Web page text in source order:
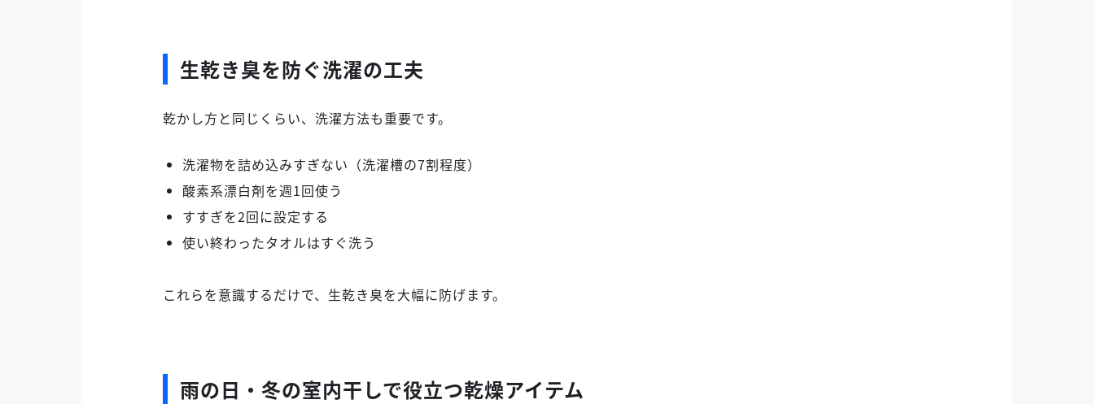
生乾き臭を防ぐ洗濯の工夫
乾かし方と同じくらい、洗濯方法も重要です。
洗濯物を詰め込みすぎない（洗濯槽の7割程度）
酸素系漂白剤を週1回使う
すすぎを2回に設定する
使い終わったタオルはすぐ洗う
これらを意識するだけで、生乾き臭を大幅に防げます。
雨の日・冬の室内干しで役立つ乾燥アイテム